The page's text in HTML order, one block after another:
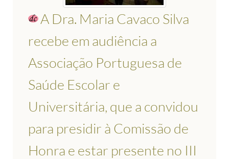
A Dra. Maria Cavaco Silva
recebe em audiência a
Associação Portuguesa de
Saúde Escolar e
Universitária, que a convidou
para presidir à Comissão de
Honra e estar presente no III